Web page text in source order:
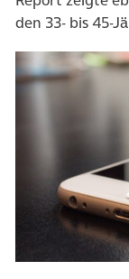
den 33- bis 45-